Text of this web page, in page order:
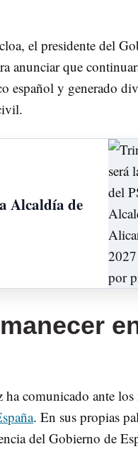
el presidente del
anunciar que
español y generado
Alcaldía de
ha comunicado ante los
. En sus propias
del Gobierno de